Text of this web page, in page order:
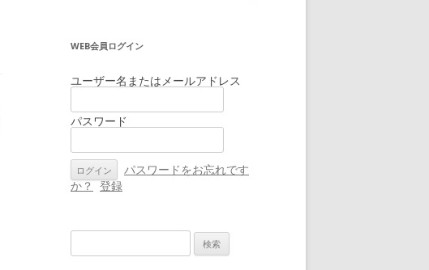
WEB会員ログイン
ユーザー名またはメールアドレス
パスワード
パスワードをお忘れです
か？ 登録
索: